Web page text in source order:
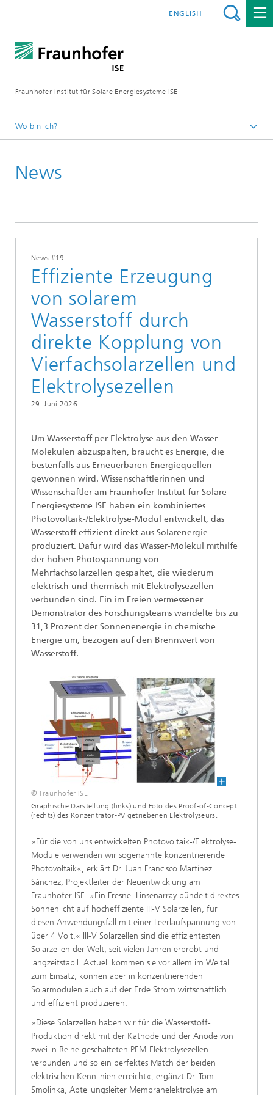
Fraunhofer-Institut für Solare Energiesysteme ISE
ENGLISH
Wo bin ich?
News
News #19
Effiziente Erzeugung
von solarem
Wasserstoff durch
direkte Kopplung von
Vierfachsolarzellen und
Elektrolysezellen
29. Juni 2026
Um Wasserstoff per Elektrolyse aus den Wasser-
Molekülen abzuspalten, braucht es Energie, die
bestenfalls aus Erneuerbaren Energiequellen
gewonnen wird. Wissenschaftlerinnen und
Wissenschaftler am Fraunhofer-Institut für Solare
Energiesysteme ISE haben ein kombiniertes
Photovoltaik-/Elektrolyse-Modul entwickelt, das
Wasserstoff effizient direkt aus Solarenergie
produziert. Dafür wird das Wasser-Molekül mithilfe
der hohen Photospannung von
Mehrfachsolarzellen gespaltet, die wiederum
elektrisch und thermisch mit Elektrolysezellen
verbunden sind. Ein im Freien vermessener
Demonstrator des Forschungsteams wandelte bis zu
31,3 Prozent der Sonnenenergie in chemische
Energie um, bezogen auf den Brennwert von
Wasserstoff.
© Fraunhofer ISE
Graphische Darstellung (links) und Foto des Proof-of-Concept
(rechts) des Konzentrator-PV getriebenen Elektrolyseurs.
»Für die von uns entwickelten Photovoltaik-/Elektrolyse-
Module verwenden wir sogenannte konzentrierende
Photovoltaik«, erklärt Dr. Juan Francisco Martínez
Sánchez, Projektleiter der Neuentwicklung am
Fraunhofer ISE. »Ein Fresnel-Linsenarray bündelt direktes
Sonnenlicht auf hocheffiziente III-V Solarzellen, für
diesen Anwendungsfall mit einer Leerlaufspannung von
über 4 Volt.« III-V Solarzellen sind die effizientesten
Solarzellen der Welt, seit vielen Jahren erprobt und
langzeitstabil. Aktuell kommen sie vor allem im Weltall
zum Einsatz, können aber in konzentrierenden
Solarmodulen auch auf der Erde Strom wirtschaftlich
und effizient produzieren.
»Diese Solarzellen haben wir für die Wasserstoff-
Produktion direkt mit der Kathode und der Anode von
zwei in Reihe geschalteten PEM-Elektrolysezellen
verbunden und so ein perfektes Match der beiden
elektrischen Kennlinien erreicht«, ergänzt Dr. Tom
Smolinka, Abteilungsleiter Membranelektrolyse am